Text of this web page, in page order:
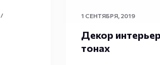
1 СЕНТЯБРЯ, 2019
Декор
тонах